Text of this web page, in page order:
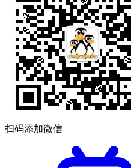
扫码添加微信